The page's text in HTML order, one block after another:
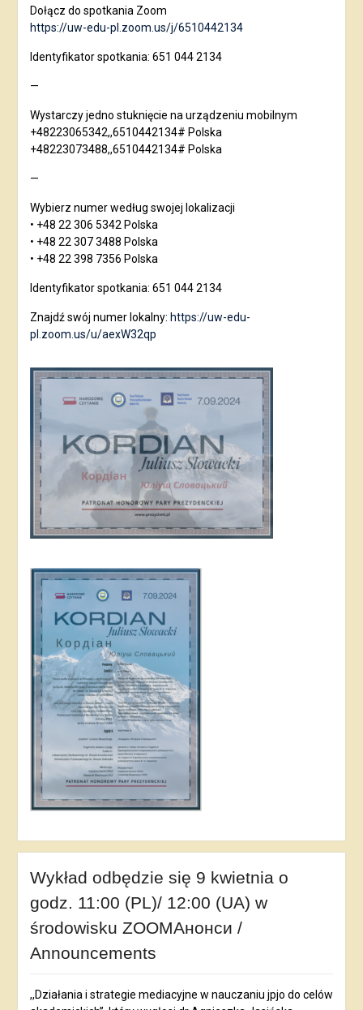
Dołącz do spotkania Zoom
https://uw-edu-pl.zoom.us/j/6510442134
Identyfikator spotkania: 651 044 2134
—
Wystarczy jedno stuknięcie na urządzeniu mobilnym
+48223065342,,6510442134# Polska
+48223073488,,6510442134# Polska
—
Wybierz numer według swojej lokalizacji
• +48 22 306 5342 Polska
• +48 22 307 3488 Polska
• +48 22 398 7356 Polska
Identyfikator spotkania: 651 044 2134
Znajdź swój numer lokalny: https://uw-edu-
pl.zoom.us/u/aexW32qp
Wykład odbędzie się 9 kwietnia o
godz. 11:00 (PL)/ 12:00 (UA) w
środowisku ZOOMАнонси /
Announcements
,,Działania i strategie mediacyjne w nauczaniu jpjo do celów